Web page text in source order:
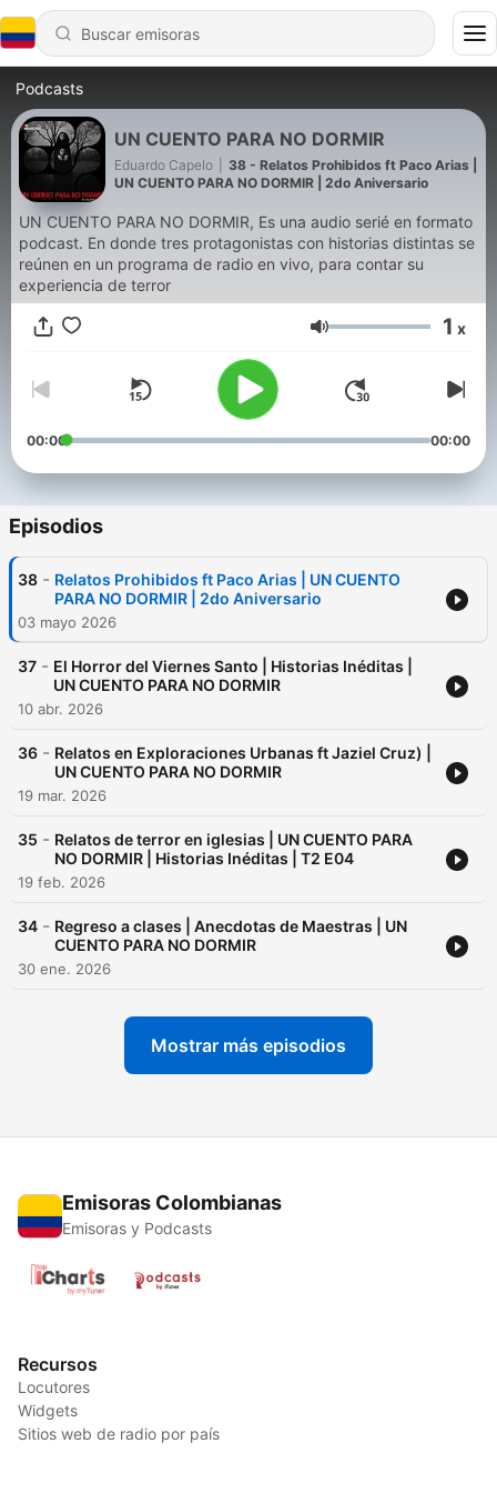
Podcasts
UN CUENTO PARA NO DORMIR
Eduardo Capelo
38 - Relatos Prohibidos ft Paco Arias |
UN CUENTO PARA NO DORMIR | 2do Aniversario
UN CUENTO PARA NO DORMIR, Es una audio serié en formato
podcast. En donde tres protagonistas con historias distintas se
reúnen en un programa de radio en vivo, para contar su
experiencia de terror
Volumen 1 x
00:00 00:00
Episodios
38 - Relatos Prohibidos ft Paco Arias | UN CUENTO
PARA NO DORMIR | 2do Aniversario
03 mayo 2026
37 - El Horror del Viernes Santo | Historias Inéditas |
UN CUENTO PARA NO DORMIR
10 abr. 2026
36 - Relatos en Exploraciones Urbanas ft Jaziel Cruz) |
UN CUENTO PARA NO DORMIR
19 mar. 2026
35 - Relatos de terror en iglesias | UN CUENTO PARA
NO DORMIR | Historias Inéditas | T2 E04
19 feb. 2026
34 - Regreso a clases | Anecdotas de Maestras | UN
CUENTO PARA NO DORMIR
30 ene. 2026
Mostrar más episodios
Emisoras Colombianas
Emisoras y Podcasts
Recursos
Locutores
Widgets
Sitios web de radio por país